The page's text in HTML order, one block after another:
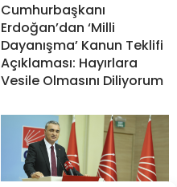
Cumhurbaşkanı
Erdoğan’dan ‘Milli
Dayanışma’ Kanun Teklifi
Açıklaması: Hayırlara
Vesile Olmasını Diliyorum